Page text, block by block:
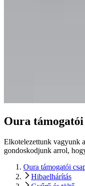
Oura támogatói
Elkotelezettunk vagyunk
gondoskodjunk arrol,
Oura támogatói
Hibaelhárítás